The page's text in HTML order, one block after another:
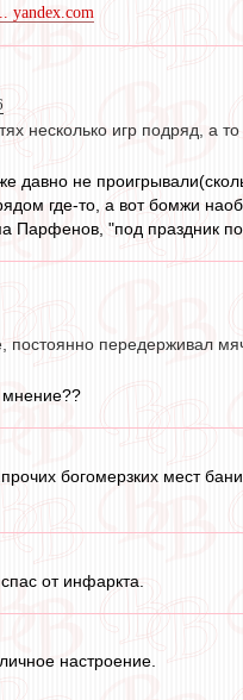
yandex.com
несколько игр подряд, а
давно не
где-то, а вот бомжи
Парфенов, "под праздник
постоянно передерживал
мнение??
богомерзких мест
от инфаркта.
настроение.